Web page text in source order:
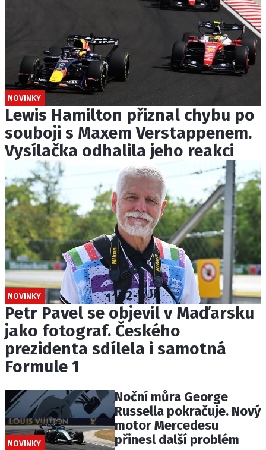
NOVINKY
Lewis Hamilton přiznal chybu po
souboji s Maxem Verstappenem.
Vysílačka odhalila jeho reakci
NOVINKY
Petr Pavel se objevil v Maďarsku
jako fotograf. Českého
prezidenta sdílela i samotná
Formule 1
NOVINKY
Noční můra George
Russella pokračuje. Nový
motor Mercedesu
přinesl další problém